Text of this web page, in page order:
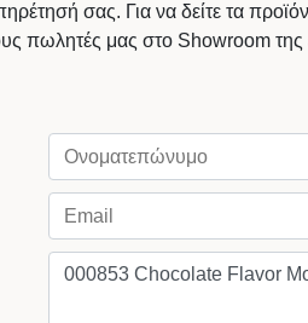
σας. Για να δείτε τα
πωλητές μας στο Showroom της